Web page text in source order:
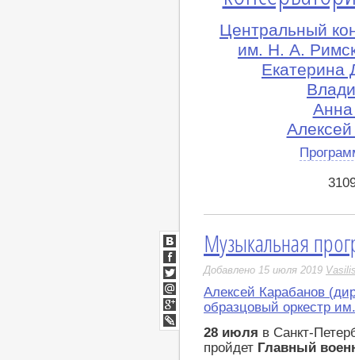
Центральный
им. Н. А.
Екатерина
Анна
Музыкальная
Добавлено 15 июля 2019
Алексей Карабанов
образцовый оркестр
28 июля в Санкт-
пройдет Главный
ВКонтакте
Facebook
Twitter
Мой
Мир
Google+
LiveJournal